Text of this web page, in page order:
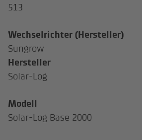
513
Wechselrichter (Hersteller)
Sungrow
Hersteller
Solar-Log
Modell
Solar-Log Base 2000